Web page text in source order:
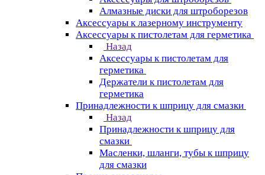
Алмазные диски для штроборезов
Аксессуары к лазерному инструменту
Аксессуары к пистолетам для герметика
Назад
Аксессуары к пистолетам для
герметика
Держатели к пистолетам для
герметика
Принадлежности к шприцу для смазки
Назад
Принадлежности к шприцу для
смазки
Масленки, шланги, тубы к шприцу
для смазки